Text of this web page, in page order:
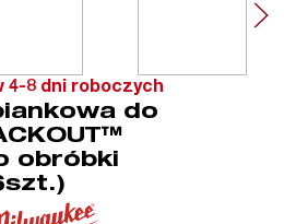
4-8 dni roboczych
do
obróbki